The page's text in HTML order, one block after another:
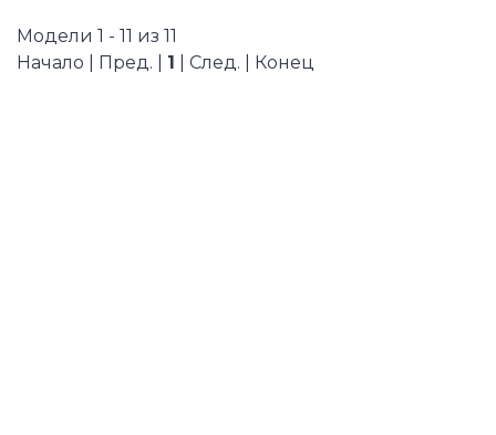
Модели 1 - 11 из 11
Начало | Пред. | 1 | След. | Конец